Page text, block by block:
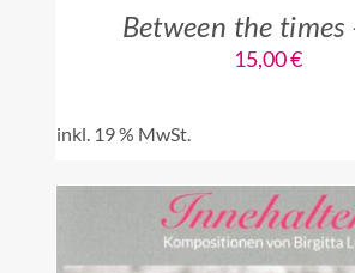
Between the times
15,00€
inkl. 19 % MwSt.